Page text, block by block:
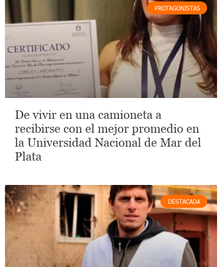
PROTAGONISTAS
De vivir en una camioneta a
recibirse con el mejor promedio en
la Universidad Nacional de Mar del
Plata
DESTACADA